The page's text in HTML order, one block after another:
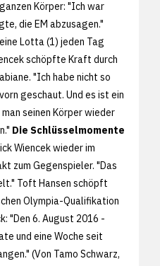
Körper: "Ich war
die EM abzusagen."
Lotta (1) jeden Tag
schöpfte Kraft durch
"Ich habe nicht so
geschaut. Und es ist ein
seinen Körper wieder
Die Schlüsselmomente
Wiencek wieder im
zum Gegenspieler. "Das
Toft Hansen schöpft
Olympia-Qualifikation
"Den 6. August 2016 -
und eine Woche seit
(Von Tamo Schwarz,